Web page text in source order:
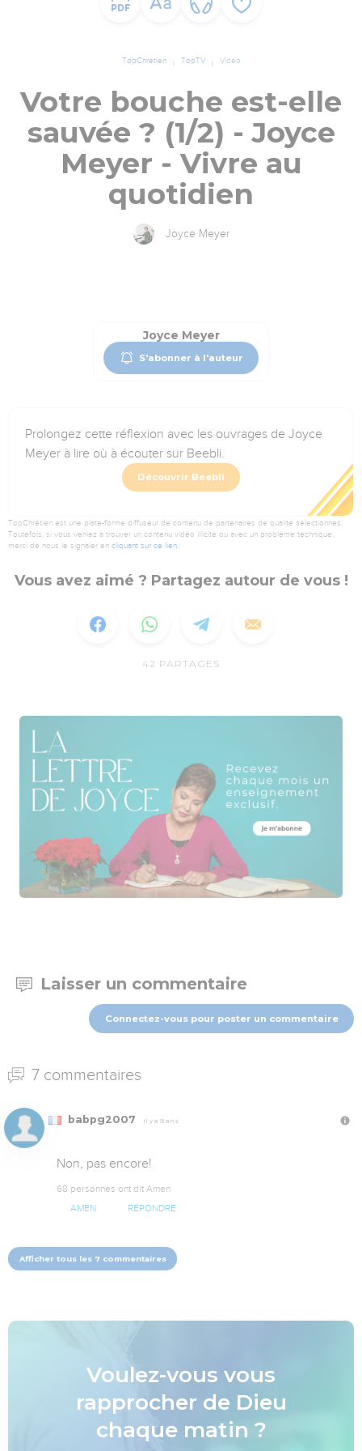
TopChrétien TopTV Vidéo
Votre bouche est-elle
sauvée ? (1/2) - Joyce
Meyer - Vivre au
quotidien
Joyce Meyer
Joyce Meyer
S'abonner à l'auteur
Prolongez cette réflexion avec les ouvrages de Joyce
Meyer à lire où à écouter sur Beebli.
Découvrir Beebli
TopChrétien est une plate-forme diffuseur de contenu de partenaires de qualité sélectionnés.
Toutefois, si vous veniez à trouver un contenu vidéo illicite ou avec un problème technique,
merci de nous le signaler en cliquant sur ce lien.
Vous avez aimé ? Partagez autour de vous !
42 PARTAGES
Laisser un commentaire
Connectez-vous pour poster un commentaire
7 commentaires
babpg2007 Il y a 9 ans
Non, pas encore!
68 personnes ont dit Amen
AMEN RÉPONDRE
Afficher tous les 7 commentaires
Voulez-vous vous
rapprocher de Dieu
chaque matin ?